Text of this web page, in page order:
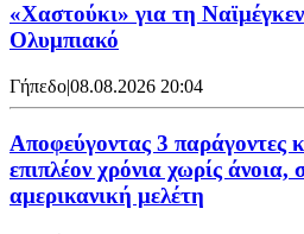
«Χαστούκι» για τη
Ολυμπιακό
Γήπεδο|08.08.2026 20:04
Αποφεύγοντας 3 παράγοντες
επιπλέον χρόνια χωρίς
αμερικανική μελέτη